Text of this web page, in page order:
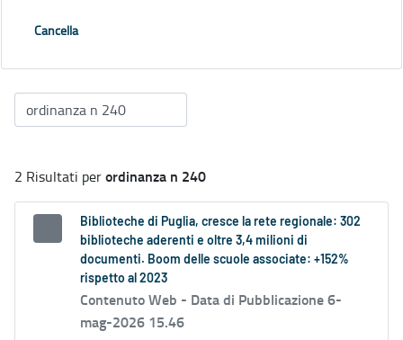
Cancella
2 Risultati perordinanza n 240
Biblioteche di Puglia, cresce la rete regionale: 302
biblioteche aderenti e oltre 3,4 milioni di
documenti. Boom delle scuole associate: +152%
rispetto al 2023
Contenuto Web - Data di Pubblicazione 6-
mag-2026 15.46